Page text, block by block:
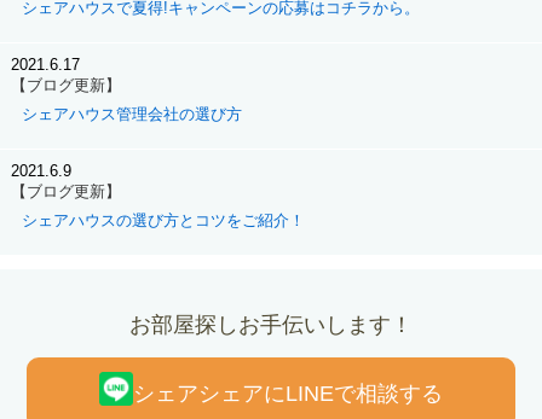
シェアハウスで夏得!キャンペーンの応募はコチラから。
2021.6.17
【ブログ更新】
シェアハウス管理会社の選び方
2021.6.9
【ブログ更新】
シェアハウスの選び方とコツをご紹介！
お部屋探しお手伝いします！
シェアシェアにLINEで相談する